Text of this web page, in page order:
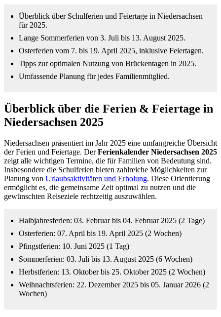
Überblick über Schulferien und Feiertage in Niedersachsen
für 2025.
Lange Sommerferien von 3. Juli bis 13. August 2025.
Osterferien vom 7. bis 19. April 2025, inklusive Feiertagen.
Tipps zur optimalen Nutzung von Brückentagen in 2025.
Umfassende Planung für jedes Familienmitglied.
Überblick über die Ferien & Feiertage in
Niedersachsen 2025
Niedersachsen präsentiert im Jahr 2025 eine umfangreiche Übersicht
der Ferien und Feiertage. DerFerienkalender Niedersachsen 2025
zeigt alle wichtigen Termine, die für Familien von Bedeutung sind.
Insbesondere die Schulferien bieten zahlreiche Möglichkeiten zur
Planung von Urlaubsaktivitäten und Erholung. Diese Orientierung
ermöglicht es, die gemeinsame Zeit optimal zu nutzen und die
gewünschten Reiseziele rechtzeitig auszuwählen.
Halbjahresferien: 03. Februar bis 04. Februar 2025 (2 Tage)
Osterferien: 07. April bis 19. April 2025 (2 Wochen)
Pfingstferien: 10. Juni 2025 (1 Tag)
Sommerferien: 03. Juli bis 13. August 2025 (6 Wochen)
Herbstferien: 13. Oktober bis 25. Oktober 2025 (2 Wochen)
Weihnachtsferien: 22. Dezember 2025 bis 05. Januar 2026 (2
Wochen)